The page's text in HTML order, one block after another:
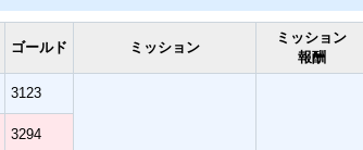
ゴールド ミッション
ミッション
報酬
3123
3294